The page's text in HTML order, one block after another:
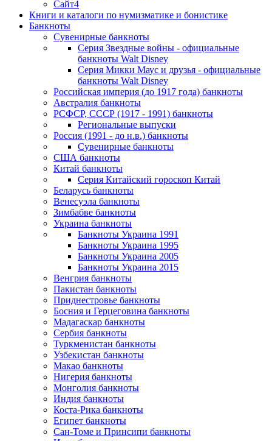
Сайт4
Книги и каталоги по нумизматике и бонистике
Банкноты
Сувенирные банкноты
Серия Звездные войны - официальные
банкноты Walt Disney
Серия Микки Маус и друзья - официальные
банкноты Walt Disney
Российская империя (до 1917 года) банкноты
Австралия банкноты
РСФСР, СССР (1917 - 1991) банкноты
Региональные выпуски
Россия (1991 - до н.в.) банкноты
Сувенирные банкноты
США банкноты
Китай банкноты
Серия Китайский гороскоп Китай
Беларусь банкноты
Венесуэла банкноты
Зимбабве банкноты
Украина банкноты
Банкноты Украина 1991
Банкноты Украина 1995
Банкноты Украина 2005
Банкноты Украина 2015
Венгрия банкноты
Пакистан банкноты
Приднестровье банкноты
Босния и Герцеговина банкноты
Мадагаскар банкноты
Сербия банкноты
Туркменистан банкноты
Узбекистан банкноты
Макао банкноты
Нигерия банкноты
Монголия банкноты
Индия банкноты
Коста-Рика банкноты
Египет банкноты
Сан-Томе и Принсипи банкноты